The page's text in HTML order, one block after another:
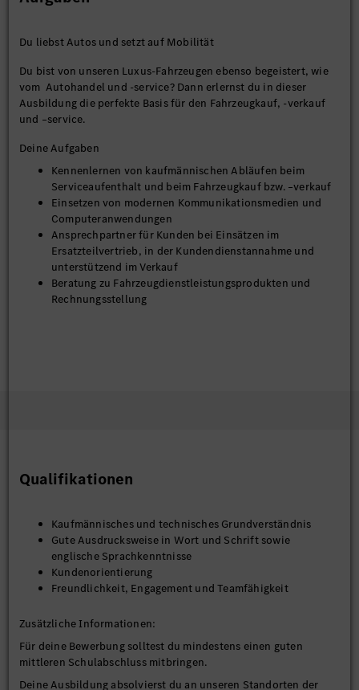
Du liebst Autos und setzt auf Mobilität
Du bist von unseren Luxus-Fahrzeugen ebenso begeistert, wie
vom Autohandel und -service? Dann erlernst du in dieser
Ausbildung die perfekte Basis für den Fahrzeugkauf, -verkauf
und –service.
Deine Aufgaben
Kennenlernen von kaufmännischen Abläufen beim
Serviceaufenthalt und beim Fahrzeugkauf bzw. –verkauf
Einsetzen von modernen Kommunikationsmedien und
Computeranwendungen
Ansprechpartner für Kunden bei Einsätzen im
Ersatzteilvertrieb, in der Kundendienstannahme und
unterstützend im Verkauf
Beratung zu Fahrzeugdienstleistungsprodukten und
Rechnungsstellung
Qualifikationen
Kaufmännisches und technisches Grundverständnis
Gute Ausdrucksweise in Wort und Schrift sowie
englische Sprachkenntnisse
Kundenorientierung
Freundlichkeit, Engagement und Teamfähigkeit
Zusätzliche Informationen:
Für deine Bewerbung solltest du mindestens einen guten
mittleren Schulabschluss mitbringen.
Deine Ausbildung absolvierst du an unseren Standorten der